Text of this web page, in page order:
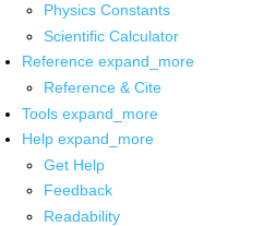
Physics Constants
Scientific Calculator
Reference expand_more
Reference & Cite
Tools expand_more
Help expand_more
Get Help
Feedback
Readability